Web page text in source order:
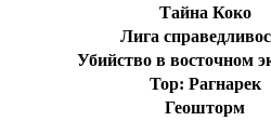
Тайна Коко
Лига
Убийство в восточном
Тор: Рагнарек
Геошторм